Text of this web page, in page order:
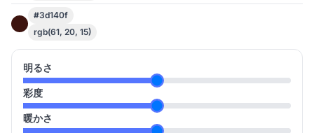
#3d140f
rgb(61, 20, 15)
明るさ
彩度
暖かさ